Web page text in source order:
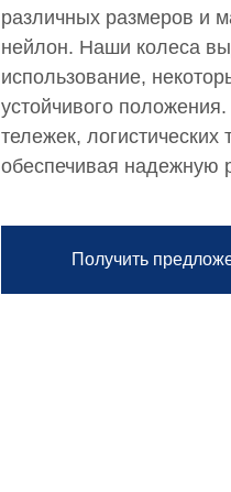
различных размеров и
нейлон. Наши колеса
использование,
устойчивого
тележек,
обеспечивая надежную
Получить